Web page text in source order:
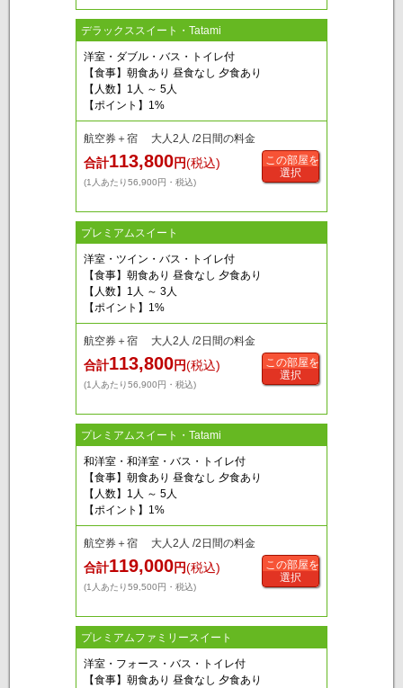
デラックススイート・Tatami
洋室・ダブル・バス・トイレ付
【食事】朝食あり 昼食なし 夕食あり
【人数】1人 ～ 5人
【ポイント】1%
航空券＋宿 大人2人 /2日間の料金
合計113,800円(税込)
(1人あたり56,900円・税込)
この部屋を
選択
プレミアムスイート
洋室・ツイン・バス・トイレ付
【食事】朝食あり 昼食なし 夕食あり
【人数】1人 ～ 3人
【ポイント】1%
航空券＋宿 大人2人 /2日間の料金
合計113,800円(税込)
(1人あたり56,900円・税込)
この部屋を
選択
プレミアムスイート・Tatami
和洋室・和洋室・バス・トイレ付
【食事】朝食あり 昼食なし 夕食あり
【人数】1人 ～ 5人
【ポイント】1%
航空券＋宿 大人2人 /2日間の料金
合計119,000円(税込)
(1人あたり59,500円・税込)
この部屋を
選択
プレミアムファミリースイート
洋室・フォース・バス・トイレ付
【食事】朝食あり 昼食なし 夕食あり